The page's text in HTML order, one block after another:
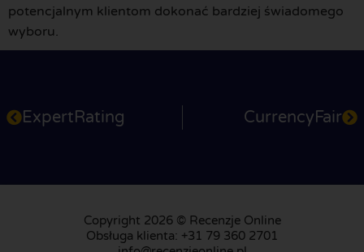
potencjalnym klientom dokonać bardziej świadomego
wyboru.
ExpertRating CurrencyFair
Copyright 2026 © Recenzje Online
Obsługa klienta: +31 79 360 2701